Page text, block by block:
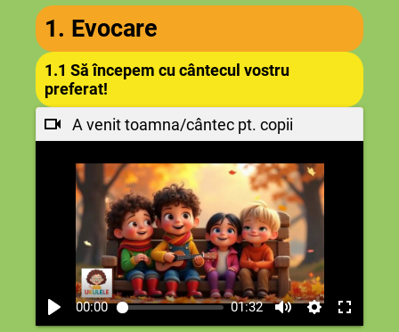
1. Evocare
1.1 Să începem cu cântecul vostru
preferat!
A venit toamna/cântec pt. copii
00:00 01:32